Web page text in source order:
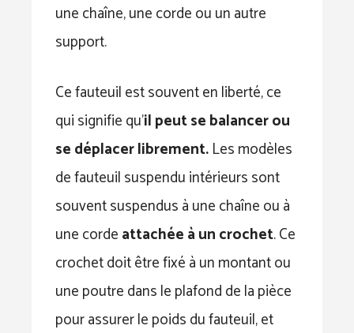
une chaîne, une corde ou un autre
support.
Ce fauteuil est souvent en liberté, ce
qui signifie qu’il peut se balancer ou
se déplacer librement.Les modèles
de fauteuil suspendu intérieurs sont
souvent suspendus à une chaîne ou à
une cordeattachée à un crochet. Ce
crochet doit être fixé à un montant ou
une poutre dans le plafond de la pièce
pour assurer le poids du fauteuil, et